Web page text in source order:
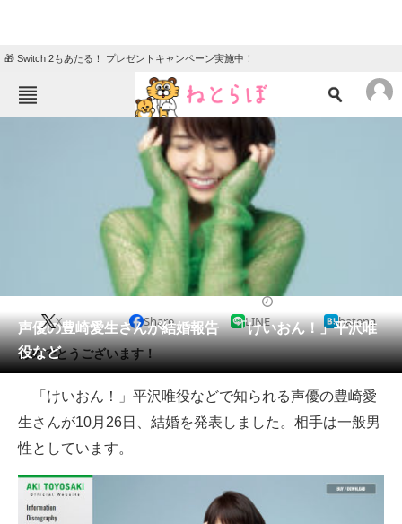
🎁 Switch 2もあたる！ プレゼントキャンペーン実施中！
ニュース
クイズ
地域
教育・育児
リサーチ
会員記事
メディア
注目記事を集めた総合ページ
ITの今と未来を見通す
スマホと通信の最新トレンド
進化するPCとデバイスの未来
声優の豊崎愛生さんが結婚報告 「けいおん！」平沢唯
役など
X Share LINE hatena
おめでとうございます！
「けいおん！」平沢唯役などで知られる声優の豊崎愛
生さんが10月26日、結婚を発表しました。相手は一般男
性としています。